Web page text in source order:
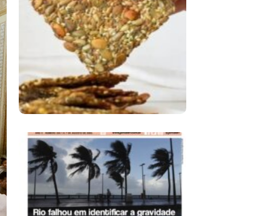
Comer Bem: Cracker
De Sementes
Ano X – Número 366
01 A 07 De Agosto De
2026